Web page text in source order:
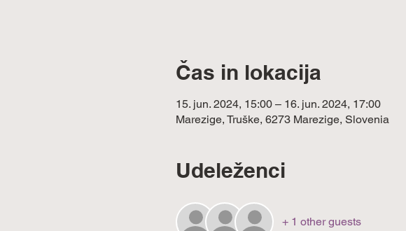
Čas in lokacija
15. jun. 2024, 15:00 – 16. jun. 2024, 17:00
Marezige, Truške, 6273 Marezige, Slovenia
Udeleženci
+ 1 other guests